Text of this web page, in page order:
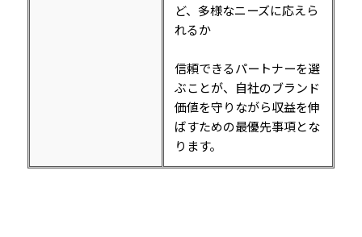
ど、多様なニーズに応えら
れるか
信頼できるパートナーを選
ぶことが、自社のブランド
価値を守りながら収益を伸
ばすための最優先事項とな
ります。